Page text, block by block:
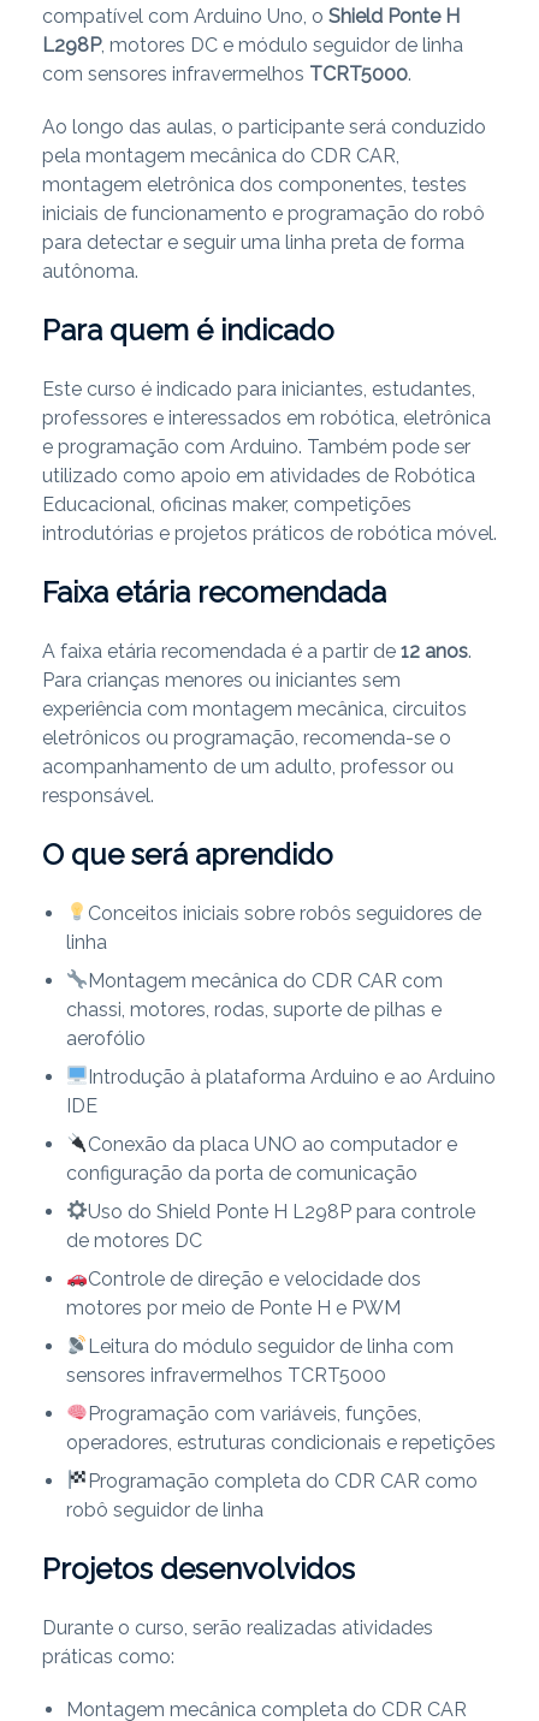
compatível com Arduino Uno, o Shield Ponte H
L298P, motores DC e módulo seguidor de linha
com sensores infravermelhos TCRT5000.
Ao longo das aulas, o participante será conduzido
pela montagem mecânica do CDR CAR,
montagem eletrônica dos componentes, testes
iniciais de funcionamento e programação do robô
para detectar e seguir uma linha preta de forma
autônoma.
Para quem é indicado
Este curso é indicado para iniciantes, estudantes,
professores e interessados em robótica, eletrônica
e programação com Arduino. Também pode ser
utilizado como apoio em atividades de Robótica
Educacional, oficinas maker, competições
introdutórias e projetos práticos de robótica móvel.
Faixa etária recomendada
A faixa etária recomendada é a partir de 12 anos.
Para crianças menores ou iniciantes sem
experiência com montagem mecânica, circuitos
eletrônicos ou programação, recomenda-se o
acompanhamento de um adulto, professor ou
responsável.
O que será aprendido
Conceitos iniciais sobre robôs seguidores de
linha
Montagem mecânica do CDR CAR com
chassi, motores, rodas, suporte de pilhas e
aerofólio
Introdução à plataforma Arduino e ao Arduino
IDE
Conexão da placa UNO ao computador e
configuração da porta de comunicação
Uso do Shield Ponte H L298P para controle
de motores DC
Controle de direção e velocidade dos
motores por meio de Ponte H e PWM
Leitura do módulo seguidor de linha com
sensores infravermelhos TCRT5000
Programação com variáveis, funções,
operadores, estruturas condicionais e repetições
Programação completa do CDR CAR como
robô seguidor de linha
Projetos desenvolvidos
Durante o curso, serão realizadas atividades
práticas como:
Montagem mecânica completa do CDR CAR